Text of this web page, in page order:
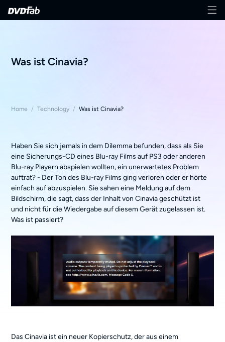
Was ist Cinavia?
Home / Technology / Was ist Cinavia?
Haben Sie sich jemals in dem Dilemma befunden, dass als Sie
eine Sicherungs-CD eines Blu-ray Films auf PS3 oder anderen
Blu-ray Playern abspielen wollten, ein unerwartetes Problem
auftrat? - Der Ton des Blu-ray Films ging verloren oder er hörte
einfach auf abzuspielen. Sie sahen eine Meldung auf dem
Bildschirm, die sagt, dass der Inhalt von Cinavia geschützt ist
und nicht für die Wiedergabe auf diesem Gerät zugelassen ist.
Was ist passiert?
Das Cinavia ist ein neuer Kopierschutz, der aus einem